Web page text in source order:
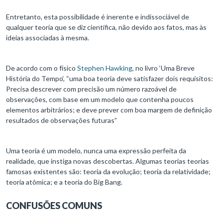
Entretanto, esta possibilidade é inerente e indissociável de
qualquer teoria que se diz científica, não devido aos fatos, mas às
ideias associadas à mesma.
De acordo com o físico Stephen Hawking, no livro ‘Uma Breve
História do Tempo‘, “uma boa teoria deve satisfazer dois requisitos:
Precisa descrever com precisão um número razoável de
observações, com base em um modelo que contenha poucos
elementos arbitrários; e deve prever com boa margem de definição
resultados de observações futuras”
Uma teoria é um modelo, nunca uma expressão perfeita da
realidade, que instiga novas descobertas. Algumas teorias teorias
famosas existentes são: teoria da evolução; teoria da relatividade;
teoria atômica; e a teoria do Big Bang.
CONFUSÕES COMUNS